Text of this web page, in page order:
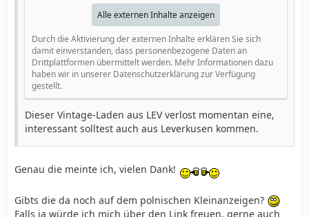
Alle externen Inhalte anzeigen
Durch die Aktivierung der externen Inhalte erklären Sie sich
damit einverstanden, dass personenbezogene Daten an
Drittplattformen übermittelt werden. Mehr Informationen dazu
haben wir in unserer Datenschutzerklärung zur Verfügung
gestellt.
Dieser Vintage-Laden aus LEV verlost momentan eine,
interessant solltest auch aus Leverkusen kommen.
Genau die meinte ich, vielen Dank!
Gibts die da noch auf dem polnischen Kleinanzeigen?
Falls ja würde ich mich über den Link freuen, gerne auch